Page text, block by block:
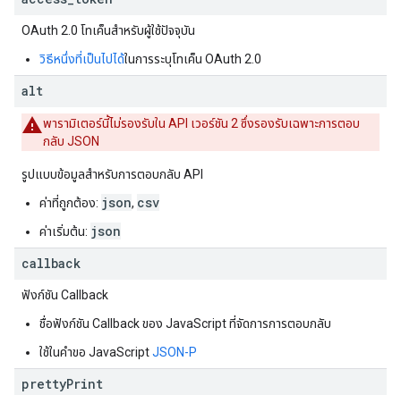
OAuth 2.0 โทเค็นสำหรับผู้ใช้ปัจจุบัน
วิธีหนึ่งที่เป็นไปได้ในการระบุโทเค็น OAuth 2.0
alt
พารามิเตอร์นี้ไม่รองรับใน API เวอร์ชัน 2 ซึ่งรองรับเฉพาะการตอบ
กลับ JSON
รูปแบบข้อมูลสำหรับการตอบกลับ API
ค่าที่ถูกต้อง: json, csv
ค่าเริ่มต้น: json
callback
ฟังก์ชัน Callback
ชื่อฟังก์ชัน Callback ของ JavaScript ที่จัดการการตอบกลับ
ใช้ในคำขอ JavaScriptJSON-P
prettyPrint